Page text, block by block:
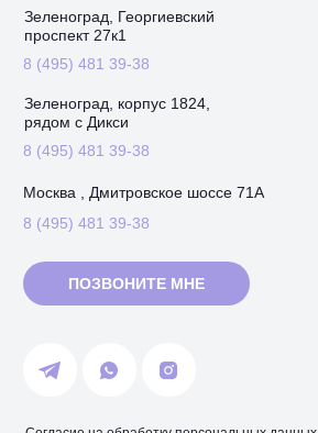
Москва , Дмитровское шоссе 71А
8 (495) 481 39-38
ПОЗВОНИТЕ МНЕ
8 (495) 481 39-38
Зеленоград, Георгиевский
проспект 27к1
8 (495) 481 39-38
Зеленоград, корпус 1824,
рядом с Дикси